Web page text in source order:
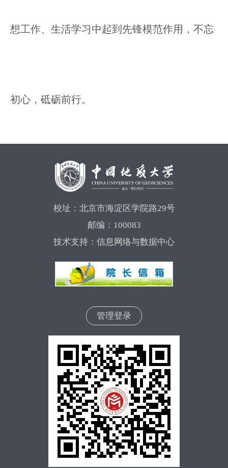
想工作、生活学习中起到先锋模范作用，不忘
初心，砥砺前行。
校址：北京市海淀区学院路29号
邮编：100083
技术支持：信息网络与数据中心
管理登录